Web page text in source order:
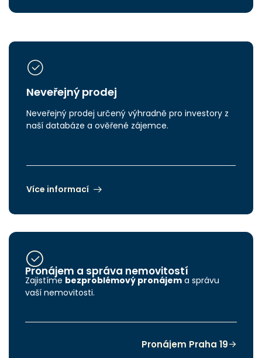
Neveřejný prodej
Neveřejný prodej určený výhradně pro investory z
naší databáze a ověřené zájemce.
Více informací
Pronájem a správa nemovitostí
Zajistíme bezproblémový pronájem a správu
vaší nemovitosti.
Pronájem Praha 19